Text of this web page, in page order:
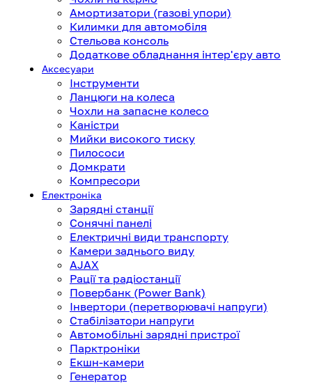
Амортизатори (газові упори)
Килимки для автомобіля
Стельова консоль
Додаткове обладнання інтер'єру авто
Аксесуари
Інструменти
Ланцюги на колеса
Чохли на запасне колесо
Каністри
Мийки високого тиску
Пилососи
Домкрати
Компресори
Електроніка
Зарядні станції
Сонячні панелі
Електричні види транспорту
Камери заднього виду
AJAX
Рації та радіостанції
Повербанк (Power Bank)
Інвертори (перетворювачі напруги)
Стабілізатори напруги
Автомобільні зарядні пристрої
Парктроніки
Екшн-камери
Генератор